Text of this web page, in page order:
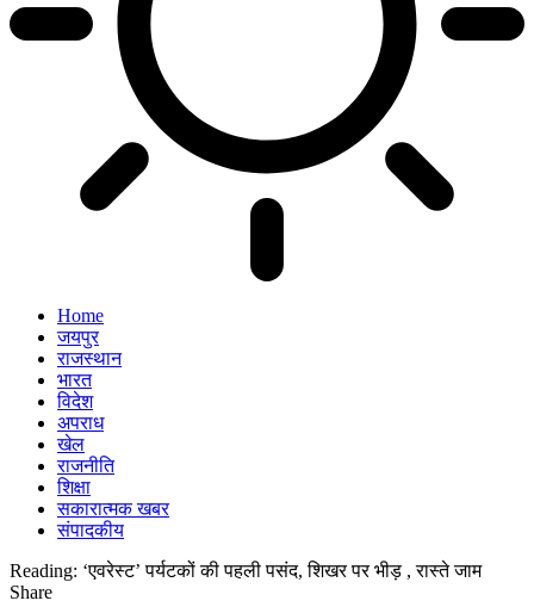
Home
जयपुर
राजस्थान
भारत
विदेश
अपराध
खेल
राजनीति
शिक्षा
सकारात्मक खबर
संपादकीय
Reading: ‘एवरेस्ट’ पर्यटकों की पहली पसंद, शिखर पर भीड़ , रास्ते जाम
Share